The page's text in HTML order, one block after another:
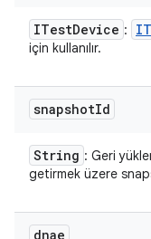
ITestDevice :
için kullanılır.
snapshotId
String : Geri
getirmek üzere
dnae